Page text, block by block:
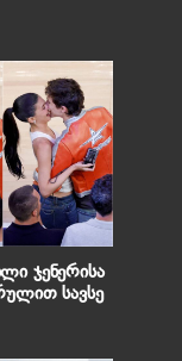
ჯენერისა
სავსე